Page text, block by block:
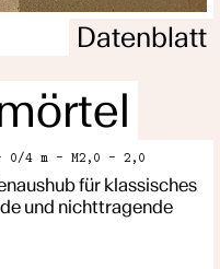
Datenblatt
– 0/4 m – M2,0 – 2,0
für klassisches
und nichttragende